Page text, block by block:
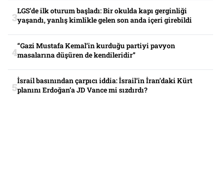
LGS’de ilk oturum başladı: Bir okulda kapı gerginliği
yaşandı, yanlış kimlikle gelen son anda içeri girebildi
“Gazi Mustafa Kemal’in kurduğu partiyi pavyon
masalarına düşüren de kendileridir”
İsrail basınından çarpıcı iddia: İsrail’in İran’daki Kürt
planını Erdoğan’a JD Vance mi sızdırdı?